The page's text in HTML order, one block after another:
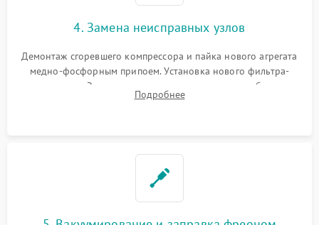
4. Замена неисправных узлов
Демонтаж сгоревшего компрессора и пайка нового агрегата
медно-фосфорным припоем. Установка нового фильтра-
осушителя. Замена изношенных вентиляторов обдува,
сломанных заслонок или поврежденных дверных петель.
Подробнее